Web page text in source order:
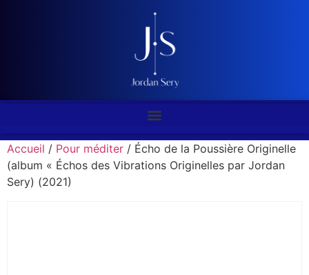
Accueil / Pour méditer / Écho de la Poussière Originelle
(album « Échos des Vibrations Originelles par Jordan
Sery) (2021)